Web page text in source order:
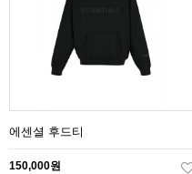
에센셜 후드티
150,000원